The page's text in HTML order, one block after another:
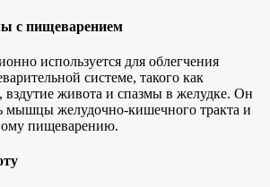
с пищеварением
используется для облегчения
системе, такого как
вздутие живота и спазмы в желудке. Он
мышцы желудочно-кишечного тракта и
пищеварению.